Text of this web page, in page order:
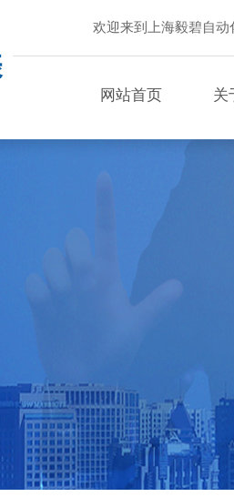
欢迎来到上海毅碧自动
网站首页 关